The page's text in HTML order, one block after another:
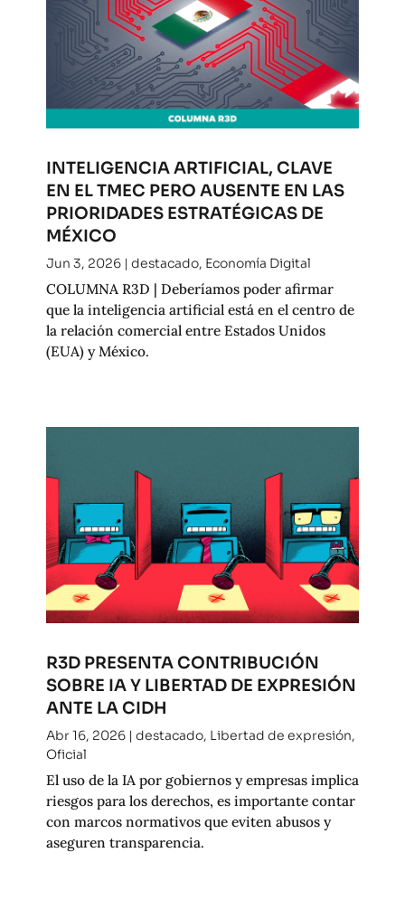
INTELIGENCIA ARTIFICIAL, CLAVE
EN EL TMEC PERO AUSENTE EN LAS
PRIORIDADES ESTRATÉGICAS DE
MÉXICO
Jun 3, 2026| destacado, Economía Digital
COLUMNA R3D | Deberíamos poder afirmar
que la inteligencia artificial está en el centro de
la relación comercial entre Estados Unidos
(EUA) y México.
R3D PRESENTA CONTRIBUCIÓN
SOBRE IA Y LIBERTAD DE EXPRESIÓN
ANTE LA CIDH
Abr 16, 2026| destacado, Libertad de expresión,
Oficial
El uso de la IA por gobiernos y empresas implica
riesgos para los derechos, es importante contar
con marcos normativos que eviten abusos y
aseguren transparencia.